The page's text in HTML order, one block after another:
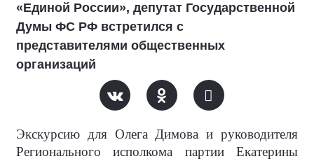
«Единой России», депутат Государственной
Думы ФС РФ встретился с
представителями общественных
организаций
Экскурсию для Олега Димова и руководителя
Регионального исполкома партии Екатерины